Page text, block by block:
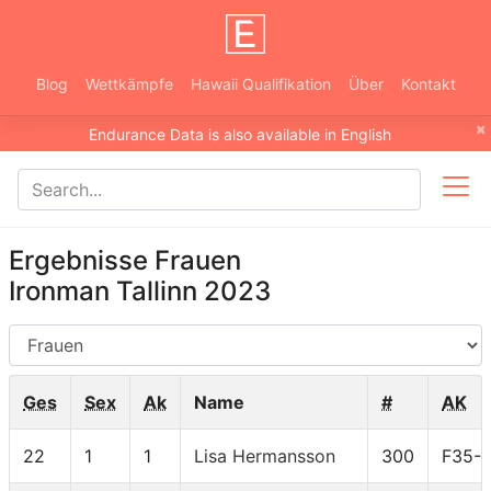
Blog Wettkämpfe Hawaii Qualifikation Über Kontakt
×
Endurance Data is also available in English
Ergebnisse Frauen
Ironman Tallinn 2023
AG
Ges Sex Ak Name # AK
22 1 1 Lisa Hermansson 300 F35-